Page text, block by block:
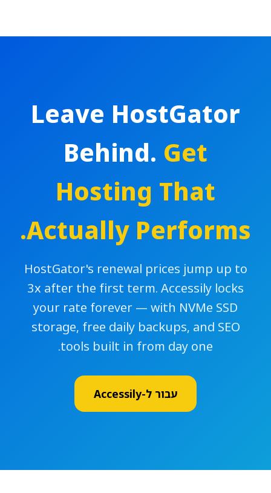
Leave HostGator
Behind. Get
Hosting That
Actually Performs.
HostGator's renewal prices jump up to
3x after the first term. Accessily locks
your rate forever — with NVMe SSD
storage, free daily backups, and SEO
tools built in from day one.
עבור ל-Accessily